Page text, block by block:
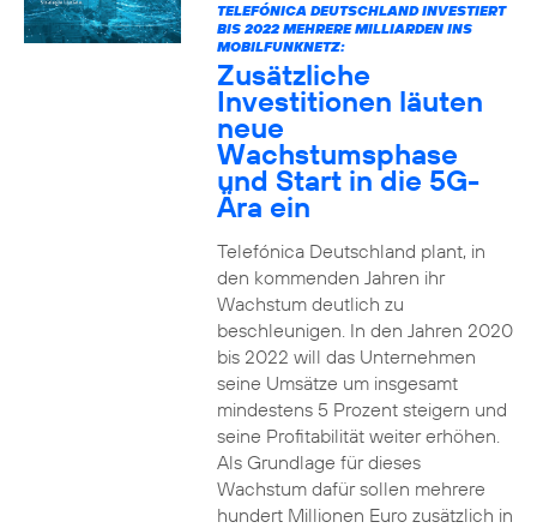
TELEFÓNICA DEUTSCHLAND INVESTIERT
BIS 2022 MEHRERE MILLIARDEN INS
MOBILFUNKNETZ:
Zusätzliche
Investitionen läuten
neue
Wachstumsphase
und Start in die 5G-
Ära ein
Telefónica Deutschland plant, in
den kommenden Jahren ihr
Wachstum deutlich zu
beschleunigen. In den Jahren 2020
bis 2022 will das Unternehmen
seine Umsätze um insgesamt
mindestens 5 Prozent steigern und
seine Profitabilität weiter erhöhen.
Als Grundlage für dieses
Wachstum dafür sollen mehrere
hundert Millionen Euro zusätzlich in